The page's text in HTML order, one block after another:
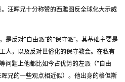
汪晖兄十分称赞的西雅图反全球化大示威
是反对“自由派”的“保守派”，其基础主要是
人，以及反对世俗化的保守教会。在私有
问题上他都比如今占优势的左派（“自由
兄的一些观点相近似）。他出身的格但斯